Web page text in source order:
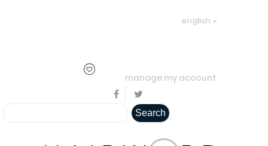
english
manage my account
Search